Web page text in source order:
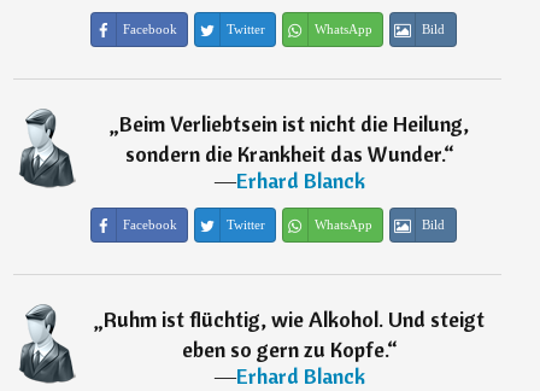
Facebook Twitter WhatsApp Bild
„Beim Verliebtsein ist nicht die Heilung,
sondern die Krankheit das Wunder.“
―Erhard Blanck
Facebook Twitter WhatsApp Bild
„Ruhm ist flüchtig, wie Alkohol. Und steigt
eben so gern zu Kopfe.“
―Erhard Blanck